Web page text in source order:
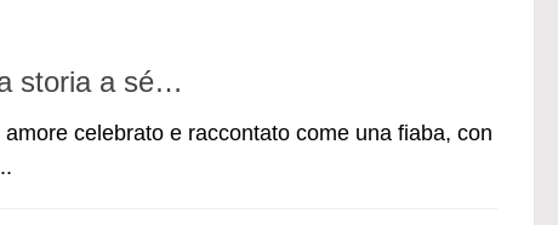
storia a sé…
celebrato e raccontato come una fiaba, con